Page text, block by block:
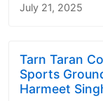
July 21, 2025
Tarn Taran
Sports
Harmeet